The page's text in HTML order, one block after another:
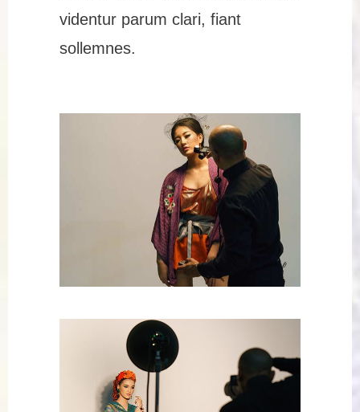
videntur parum clari, fiant
sollemnes.